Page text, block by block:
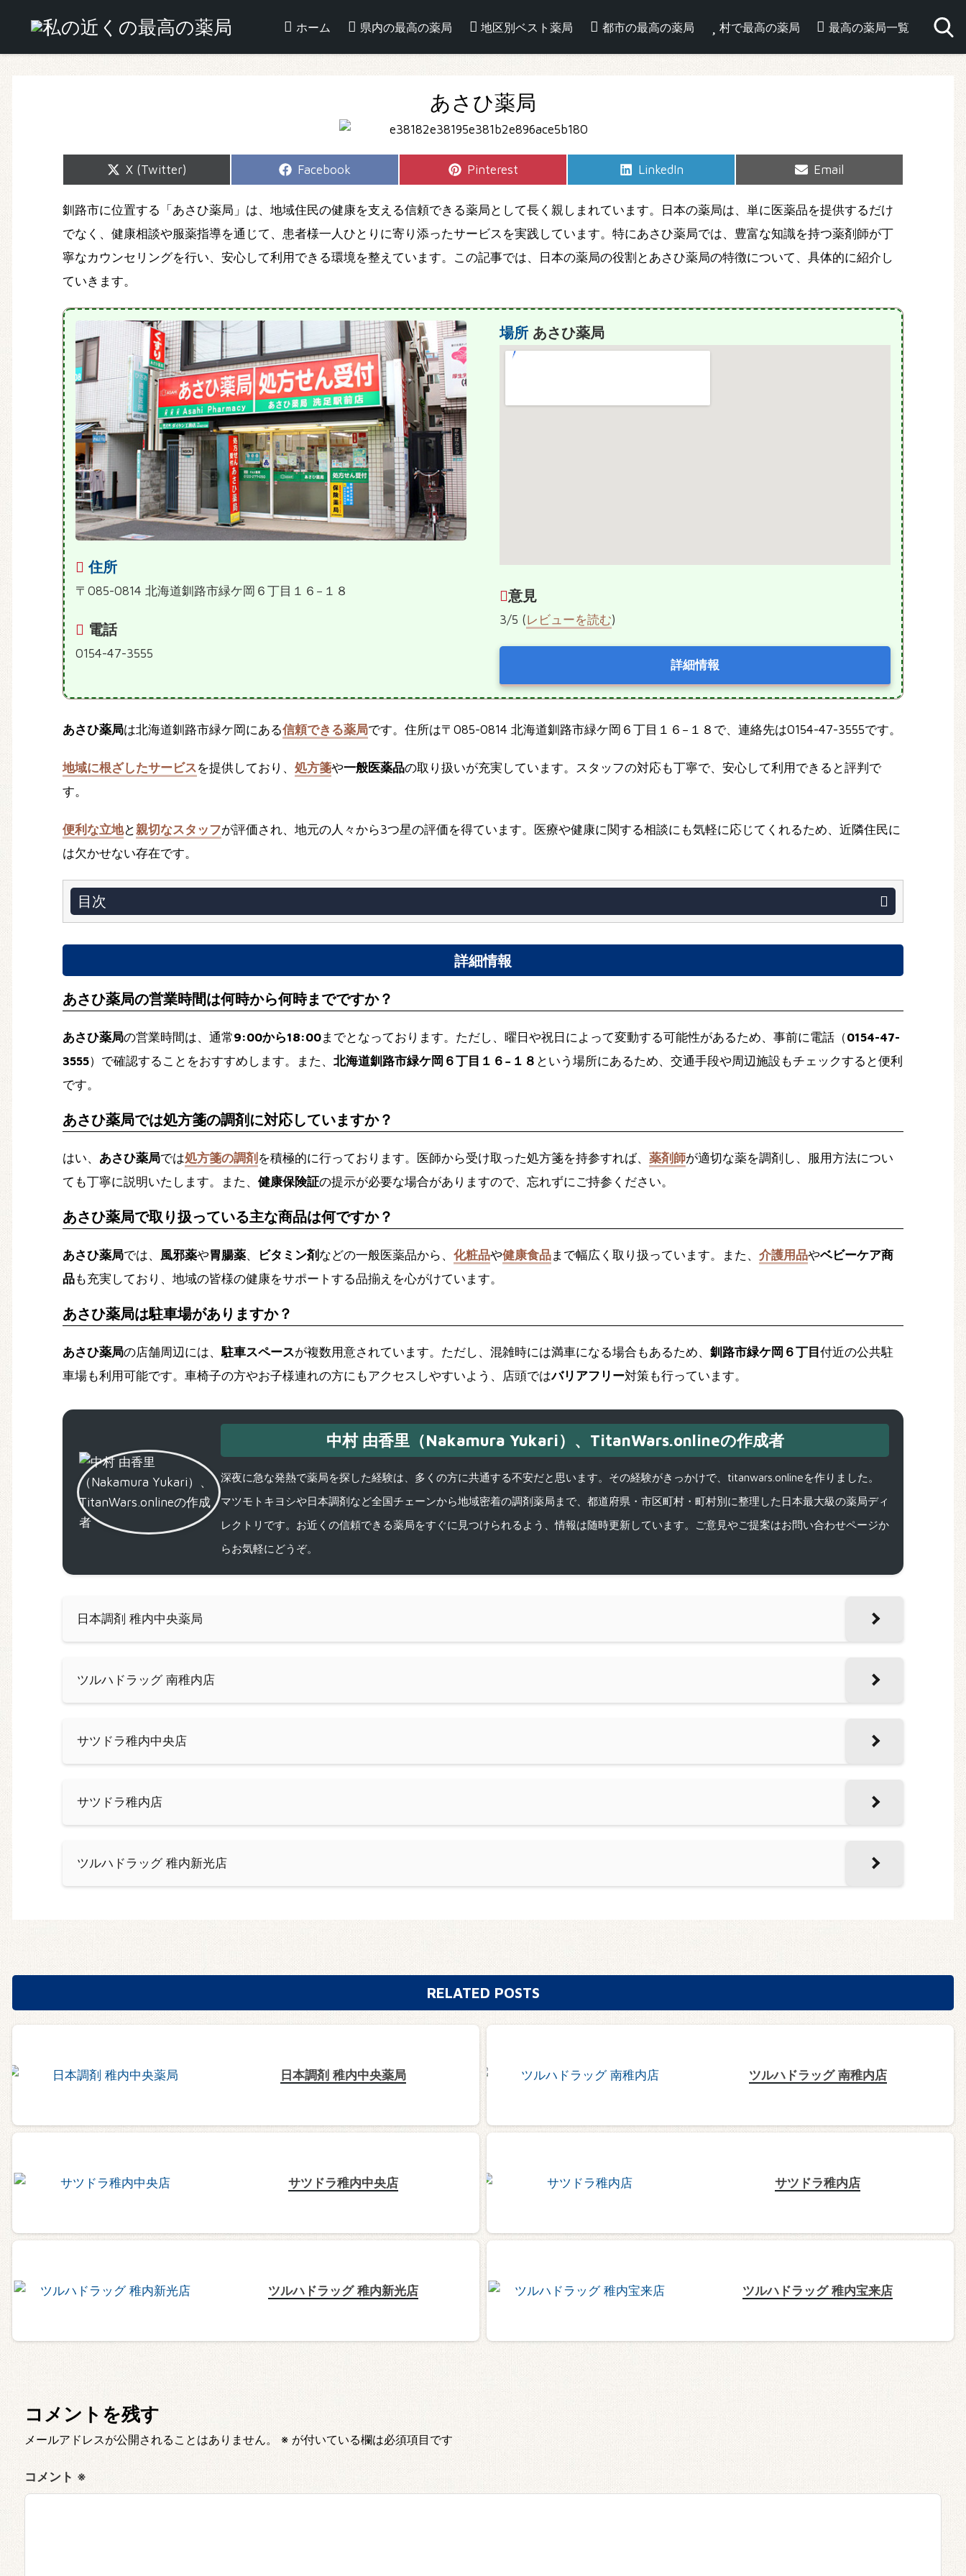
ホーム 県内の最高の薬局 地区別ベスト薬局 都市の最高の薬局 村で最高の薬局 最高の薬局一覧
あさひ薬局
Share
X (Twitter)
Share
Facebook
Share
Pinterest
Share
LinkedIn
Share
Email
釧路市に位置する「あさひ薬局」は、地域住民の健康を支える信頼できる薬局として長く親しまれています。日本の薬局は、単に医薬品を提供するだけ
でなく、健康相談や服薬指導を通じて、患者様一人ひとりに寄り添ったサービスを実践しています。特にあさひ薬局では、豊富な知識を持つ薬剤師が丁
寧なカウンセリングを行い、安心して利用できる環境を整えています。この記事では、日本の薬局の役割とあさひ薬局の特徴について、具体的に紹介し
ていきます。
住所
〒085-0814 北海道釧路市緑ケ岡６丁目１６−１８
電話
0154-47-3555
場所あさひ薬局
意見
3/5 (レビューを読む)
詳細情報
あさひ薬局は北海道釧路市緑ケ岡にある信頼できる薬局です。住所は〒085-0814 北海道釧路市緑ケ岡６丁目１６−１８で、連絡先は0154-47-3555です。
地域に根ざしたサービスを提供しており、 処方箋や一般医薬品の取り扱いが充実しています。スタッフの対応も丁寧で、安心して利用できると評判で
す。
便利な立地と 親切なスタッフが評価され、地元の人々から3つ星の評価を得ています。医療や健康に関する相談にも気軽に応じてくれるため、近隣住民に
は欠かせない存在です。
目次
詳細情報
あさひ薬局の営業時間は何時から何時までですか？
あさひ薬局の営業時間は、通常9:00から18:00までとなっております。ただし、曜日や祝日によって変動する可能性があるため、事前に電話（0154-47-
3555）で確認することをおすすめします。また、 北海道釧路市緑ケ岡６丁目１６−１８ という場所にあるため、交通手段や周辺施設もチェックすると便利
です。
あさひ薬局では処方箋の調剤に対応していますか？
はい、 あさひ薬局では処方箋の調剤 を積極的に行っております。医師から受け取った処方箋を持参すれば、 薬剤師が適切な薬を調剤し、服用方法につい
ても丁寧に説明いたします。また、 健康保険証の提示が必要な場合がありますので、忘れずにご持参ください。
あさひ薬局で取り扱っている主な商品は何ですか？
あさひ薬局では、 風邪薬や胃腸薬、 ビタミン剤 などの一般医薬品から、 化粧品や健康食品まで幅広く取り扱っています。また、 介護用品やベビーケア商
品も充実しており、地域の皆様の健康をサポートする品揃えを心がけています。
あさひ薬局は駐車場がありますか？
あさひ薬局の店舗周辺には、駐車スペースが複数用意されています。ただし、混雑時には満車になる場合もあるため、 釧路市緑ケ岡６丁目付近の公共駐
車場も利用可能です。車椅子の方やお子様連れの方にもアクセスしやすいよう、店頭ではバリアフリー対策も行っています。
中村 由香里（Nakamura Yukari）、TitanWars.onlineの作成者
深夜に急な発熱で薬局を探した経験は、多くの方に共通する不安だと思います。その経験がきっかけで、titanwars.onlineを作りました。
マツモトキヨシや日本調剤など全国チェーンから地域密着の調剤薬局まで、都道府県・市区町村・町村別に整理した日本最大級の薬局ディ
レクトリです。お近くの信頼できる薬局をすぐに見つけられるよう、情報は随時更新しています。ご意見やご提案はお問い合わせページか
らお気軽にどうぞ。
日本調剤 稚内中央薬局
ツルハドラッグ 南稚内店
サツドラ稚内中央店
サツドラ稚内店
ツルハドラッグ 稚内新光店
RELATED POSTS
日本調剤 稚内中央薬局 ツルハドラッグ 南稚内店
サツドラ稚内中央店 サツドラ稚内店
ツルハドラッグ 稚内新光店 ツルハドラッグ 稚内宝来店
コメントを残す
メールアドレスが公開されることはありません。 ※ が付いている欄は必須項目です
コメント ※